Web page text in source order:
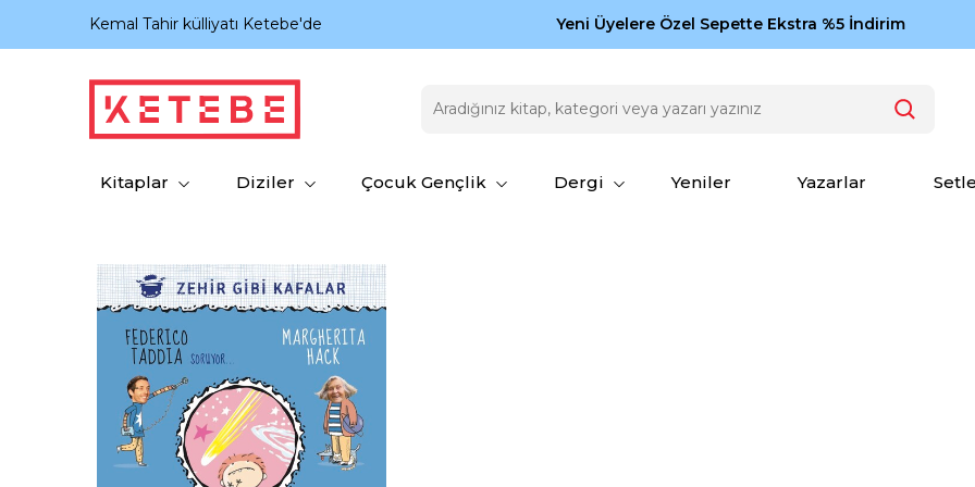
Kemal Tahir külliyatı Ketebe'de Zamansız eserler Ketebe'de: Cengiz Aytmatov
Yeni Üyelere Özel Sepette Ekstra %5 İndirim
Kitaplar Diziler Çocuk Gençlik Dergi Yeniler Yazarlar